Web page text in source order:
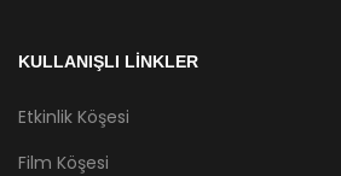
KULLANIŞLI LİNKLER
Etkinlik Köşesi
Film Köşesi